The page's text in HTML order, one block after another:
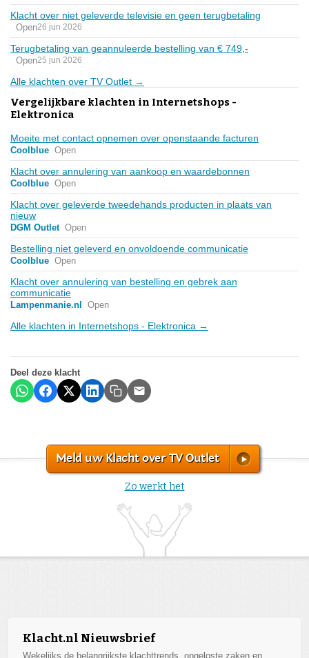
Klacht over niet geleverde televisie en geen terugbetaling
Open26 jun 2026
Terugbetaling van geannuleerde bestelling van € 749,-
Open25 jun 2026
Alle klachten over TV Outlet →
Vergelijkbare klachten in Internetshops -
Elektronica
Moeite met contact opnemen over openstaande facturen
Coolblue Open
Klacht over annulering van aankoop en waardebonnen
Coolblue Open
Klacht over geleverde tweedehands producten in plaats van
nieuw
DGM Outlet Open
Bestelling niet geleverd en onvoldoende communicatie
Coolblue Open
Klacht over annulering van bestelling en gebrek aan
communicatie
Lampenmanie.nl Open
Alle klachten in Internetshops - Elektronica →
Deel deze klacht
Meld uw Klacht over TV Outlet
Zo werkt het
Klacht.nl Nieuwsbrief
Wekelijks de belangrijkste klachttrends, opgeloste zaken en